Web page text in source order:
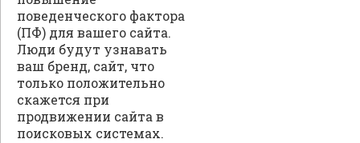
поведенческого фактора
(ПФ) для вашего сайта.
Люди будут узнавать
ваш бренд, сайт, что
только положительно
скажется при
продвижении сайта в
поисковых системах.